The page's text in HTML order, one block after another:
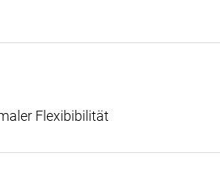
Flexibibilität